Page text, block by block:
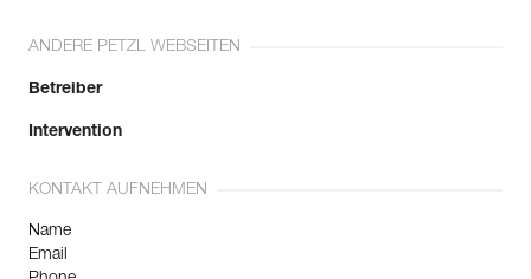
ANDERE PETZL WEBSEITEN
Betreiber
Intervention
KONTAKT AUFNEHMEN
Name
Email